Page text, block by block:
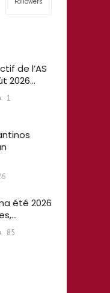
de l’AS
2026…
1
été 2026
85